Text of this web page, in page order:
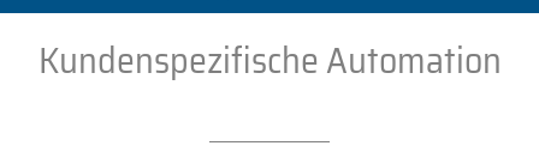
Kundenspezifische Automation